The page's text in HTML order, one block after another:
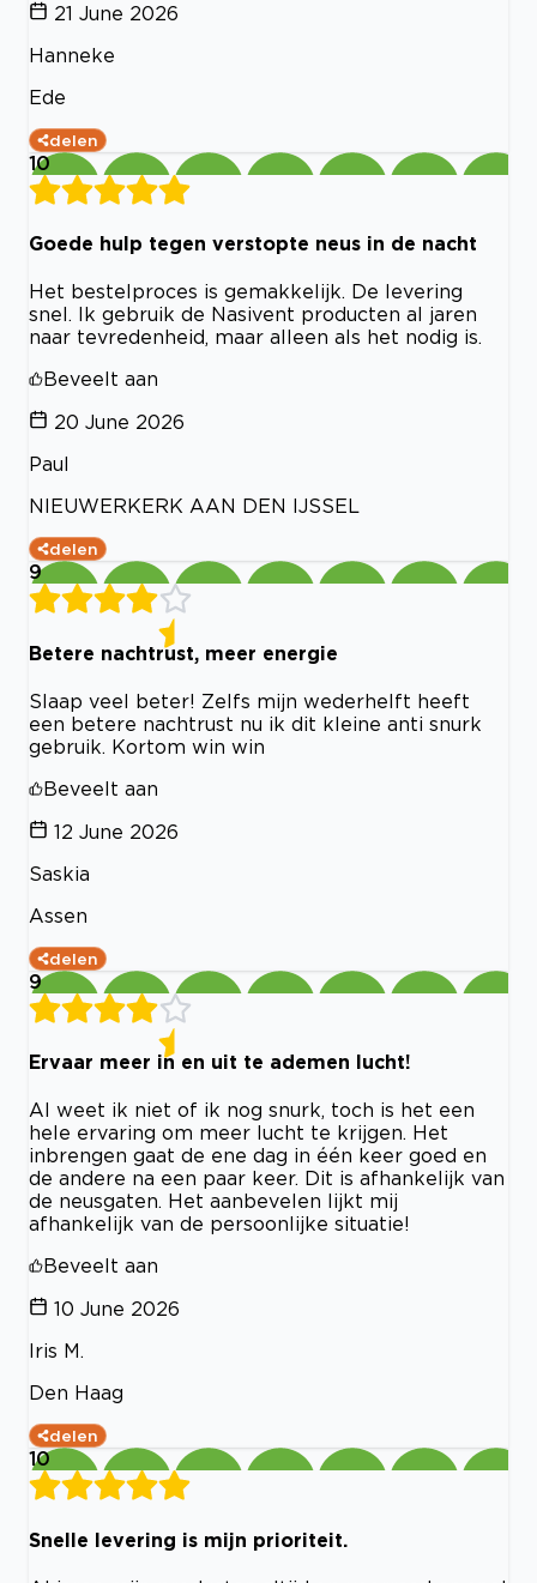
21 June 2026
Hanneke
Ede
delen
10
Goede hulp tegen verstopte neus in de nacht
Het bestelproces is gemakkelijk. De levering
snel. Ik gebruik de Nasivent producten al jaren
naar tevredenheid, maar alleen als het nodig is.
Beveelt aan
20 June 2026
Paul
NIEUWERKERK AAN DEN IJSSEL
delen
9
Betere nachtrust, meer energie
Slaap veel beter! Zelfs mijn wederhelft heeft
een betere nachtrust nu ik dit kleine anti snurk
gebruik. Kortom win win
Beveelt aan
12 June 2026
Saskia
Assen
delen
9
Ervaar meer in en uit te ademen lucht!
Al weet ik niet of ik nog snurk, toch is het een
hele ervaring om meer lucht te krijgen. Het
inbrengen gaat de ene dag in één keer goed en
de andere na een paar keer. Dit is afhankelijk van
de neusgaten. Het aanbevelen lijkt mij
afhankelijk van de persoonlijke situatie!
Beveelt aan
10 June 2026
Iris M.
Den Haag
delen
10
Snelle levering is mijn prioriteit.